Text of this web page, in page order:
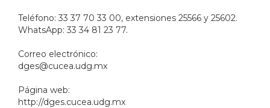
Teléfono: 33 37 70 33 00, extensiones 25566 y 25602.
WhatsApp: 33 34 81 23 77.
Correo electrónico:
dges@cucea.udg.mx
Página web:
http://dges.cucea.udg.mx